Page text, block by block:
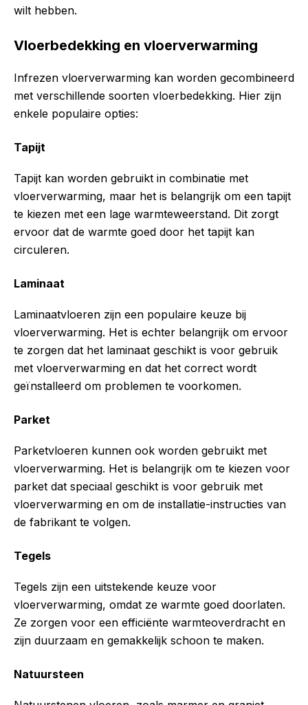
wilt hebben.
Vloerbedekking en vloerverwarming
Infrezen vloerverwarming kan worden gecombineerd
met verschillende soorten vloerbedekking. Hier zijn
enkele populaire opties:
Tapijt
Tapijt kan worden gebruikt in combinatie met
vloerverwarming, maar het is belangrijk om een tapijt
te kiezen met een lage warmteweerstand. Dit zorgt
ervoor dat de warmte goed door het tapijt kan
circuleren.
Laminaat
Laminaatvloeren zijn een populaire keuze bij
vloerverwarming. Het is echter belangrijk om ervoor
te zorgen dat het laminaat geschikt is voor gebruik
met vloerverwarming en dat het correct wordt
geïnstalleerd om problemen te voorkomen.
Parket
Parketvloeren kunnen ook worden gebruikt met
vloerverwarming. Het is belangrijk om te kiezen voor
parket dat speciaal geschikt is voor gebruik met
vloerverwarming en om de installatie-instructies van
de fabrikant te volgen.
Tegels
Tegels zijn een uitstekende keuze voor
vloerverwarming, omdat ze warmte goed doorlaten.
Ze zorgen voor een efficiënte warmteoverdracht en
zijn duurzaam en gemakkelijk schoon te maken.
Natuursteen